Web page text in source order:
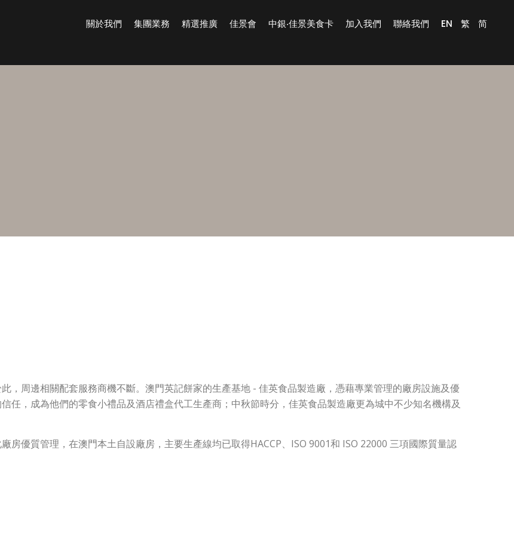
關於我們 集團業務 精選推廣 佳景會 中銀‧佳景美食卡 加入我們 聯絡我們 EN 繁 简
，周邊相關配套服務商機不斷。澳門英記餅家的生產基地 - 佳英食品製造廠，憑藉專業管理的廠房設施及優
任，成為他們的零食小禮品及酒店禮盒代工生產商；中秋節時分，佳英食品製造廠更為城中不少知名機構及
房優質管理，在澳門本土自設廠房，主要生產線均已取得HACCP、 ISO 9001和 ISO 22000 三項國際質量認